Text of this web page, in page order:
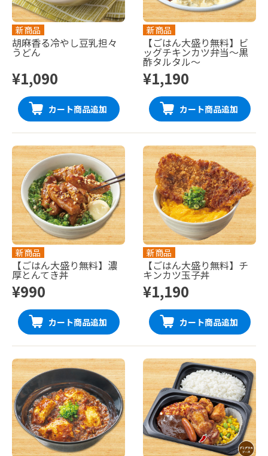
新商品
胡麻香る冷やし豆乳担々
うどん
¥1,090
カート商品追加
新商品
【ごはん大盛り無料】ビ
ッグチキンカツ弁当〜黒
酢タルタル〜
¥1,190
カート商品追加
新商品
【ごはん大盛り無料】濃
厚とんてき丼
¥990
カート商品追加
新商品
【ごはん大盛り無料】チ
キンカツ玉子丼
¥1,190
カート商品追加